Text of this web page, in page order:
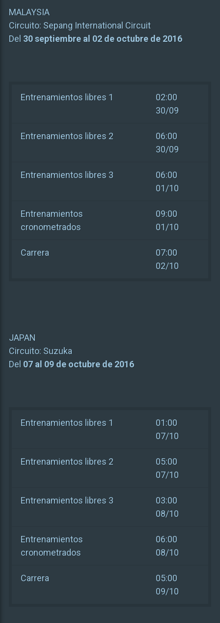
MALAYSIA
Circuito: Sepang International Circuit
Del 30 septiembre al 02 de octubre de 2016
Entrenamientos libres 1
02:00
30/09
Entrenamientos libres 2
06:00
30/09
Entrenamientos libres 3
06:00
01/10
Entrenamientos
cronometrados
09:00
01/10
Carrera
07:00
02/10
JAPAN
Circuito: Suzuka
Del 07 al 09 de octubre de 2016
Entrenamientos libres 1
01:00
07/10
Entrenamientos libres 2
05:00
07/10
Entrenamientos libres 3
03:00
08/10
Entrenamientos
cronometrados
06:00
08/10
Carrera
05:00
09/10